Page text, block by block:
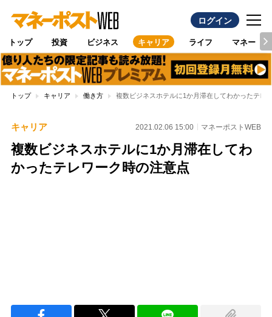
ログイン
トップ 投資 ビジネス キャリア ライフ マネー
トップ キャリア 働き方 複数ビジネスホテルに1か月滞在してわかったテレ
キャリア 2021.02.06 15:00 マネーポストWEB
複数ビジネスホテルに1か月滞在してわ
かったテレワーク時の注意点